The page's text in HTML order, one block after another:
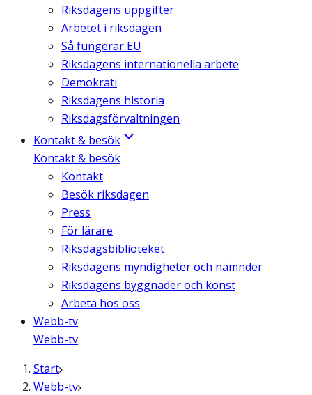
Riksdagens uppgifter
Arbetet i riksdagen
Så fungerar EU
Riksdagens internationella arbete
Demokrati
Riksdagens historia
Riksdagsförvaltningen
Kontakt & besök
Kontakt & besök
Kontakt
Besök riksdagen
Press
För lärare
Riksdagsbiblioteket
Riksdagens myndigheter och nämnder
Riksdagens byggnader och konst
Arbeta hos oss
Webb-tv
Webb-tv
Start
Webb-tv